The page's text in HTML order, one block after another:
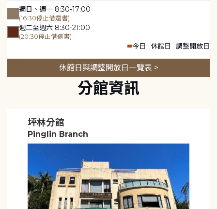
週日、週一 8:30-17:00
(16:30停止借還書)
週二至週六 8:30-21:00
(20:30停止借還書)
今日 休館日 調整開放日
休館日與調整開放日一覽表 >
分館資訊
坪林分館
Pinglin Branch